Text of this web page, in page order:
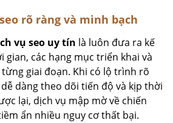
rõ ràng và minh bạch
vụ seo uy tín là luôn đưa ra kế
gian, các hạng mục triển khai và
giai đoạn. Khi có lộ trình rõ
dàng theo dõi tiến độ và kịp thời
lại, dịch vụ mập mờ về chiến
ẩn nhiều nguy cơ thất bại.